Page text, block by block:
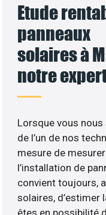
Etude
panneaux
solaires à
notre
Lorsque vous
de l’un de nos
mesure de
l’installation de
convient toujours,
solaires, d’estimer
êtes en possibilité